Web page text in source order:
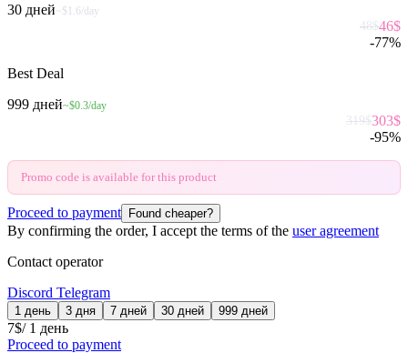
30 дней~$1.6/day
48$46$
-77%
Best Deal
999 дней~$0.3/day
319$303$
-95%
Promo code is available for this product
Proceed to payment Found cheaper?
By confirming the order, I accept the terms of the user agreement
Contact operator
Discord Telegram
1 день 3 дня 7 дней 30 дней 999 дней
7$/ 1 день
Proceed to payment